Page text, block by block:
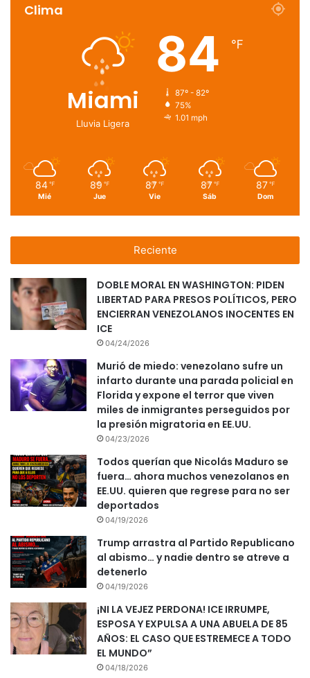
Clima
Miami
Lluvia Ligera
84 ℉
87º - 82º
75%
1.01 mph
84 ℉
Mié
89 ℉
Jue
87 ℉
Vie
87 ℉
Sáb
87 ℉
Dom
Reciente
DOBLE MORAL EN WASHINGTON: PIDEN
LIBERTAD PARA PRESOS POLÍTICOS, PERO
ENCIERRAN VENEZOLANOS INOCENTES EN
ICE
04/24/2026
Murió de miedo: venezolano sufre un
infarto durante una parada policial en
Florida y expone el terror que viven
miles de inmigrantes perseguidos por
la presión migratoria en EE.UU.
04/23/2026
Todos querían que Nicolás Maduro se
fuera… ahora muchos venezolanos en
EE.UU. quieren que regrese para no ser
deportados
04/19/2026
Trump arrastra al Partido Republicano
al abismo… y nadie dentro se atreve a
detenerlo
04/19/2026
¡NI LA VEJEZ PERDONA! ICE IRRUMPE,
ESPOSA Y EXPULSA A UNA ABUELA DE 85
AÑOS: EL CASO QUE ESTREMECE A TODO
EL MUNDO”
04/18/2026